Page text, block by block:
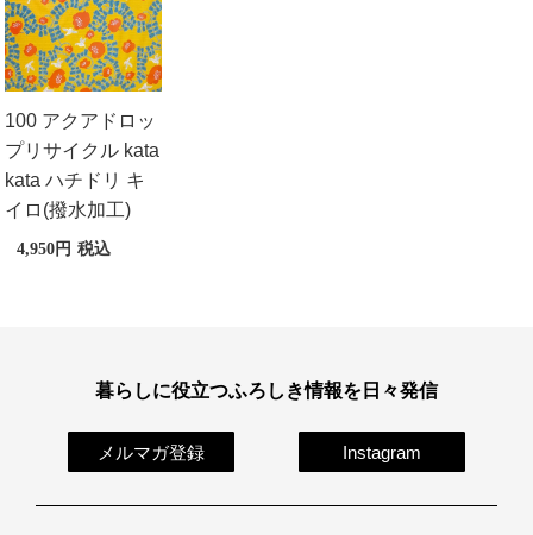
100 アクアドロッ
プリサイクル kata
kata ハチドリ キ
イロ(撥水加工)
4,950 税込
暮らしに役立つふろしき情報を日々発信
メルマガ登録 Instagram